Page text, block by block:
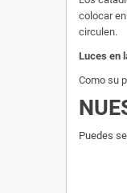
colocar
circulen.
Luces en
Como su
Puedes